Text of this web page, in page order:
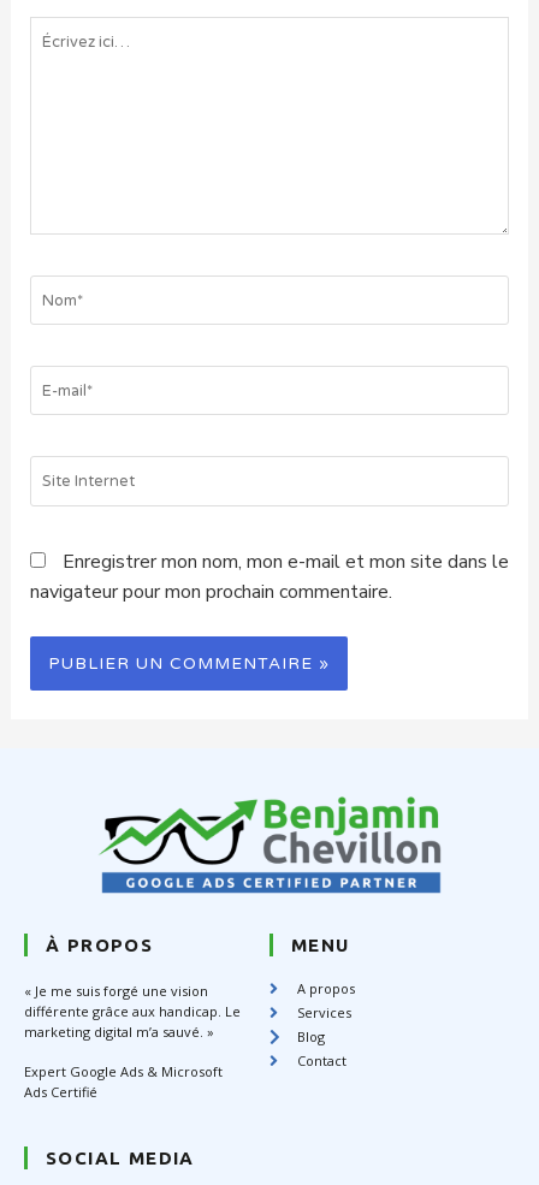
Enregistrer mon nom, mon e-mail et mon site dans le
navigateur pour mon prochain commentaire.
À PROPOS
« Je me suis forgé une vision
différente grâce aux handicap. Le
marketing digital m’a sauvé. »
Expert Google Ads & Microsoft
Ads Certifié
MENU
A propos
Services
Blog
Contact
SOCIAL MEDIA